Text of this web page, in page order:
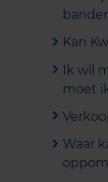
Kan
Ik wil
moet
Waar